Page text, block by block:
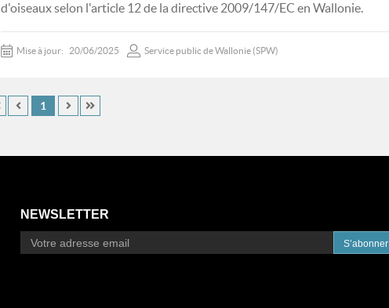
d'oiseaux selon l'article 12 de la directive 2009/147/EC en Wallonie.
Mise à jour: 20/06/2025 Service public de Wallonie (SPW)
1
NEWSLETTER
S’abonner